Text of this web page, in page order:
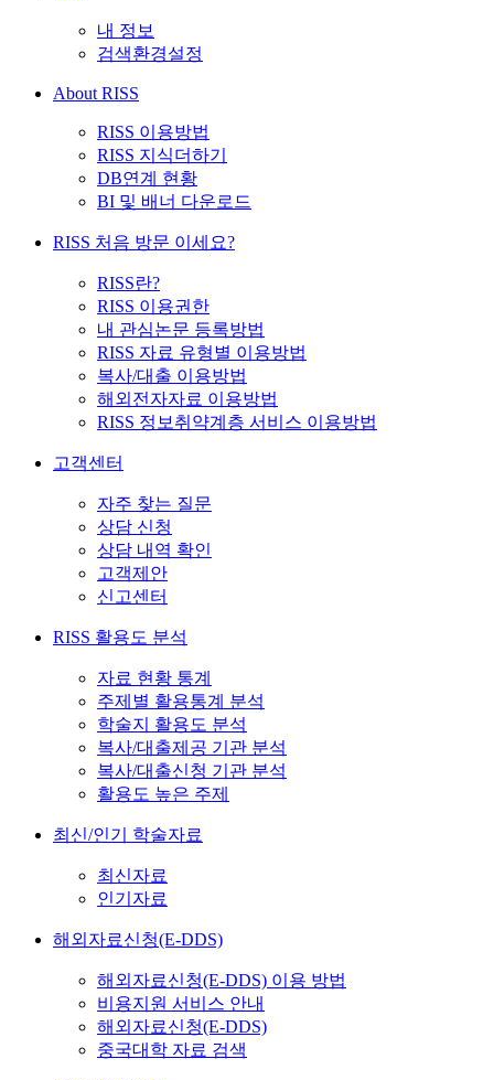
내 정보
검색환경설정
About RISS
RISS 이용방법
RISS 지식더하기
DB연계 현황
BI 및 배너 다운로드
RISS 처음 방문 이세요?
RISS란?
RISS 이용권한
내 관심논문 등록방법
RISS 자료 유형별 이용방법
복사/대출 이용방법
해외전자자료 이용방법
RISS 정보취약계층 서비스 이용방법
고객센터
자주 찾는 질문
상담 신청
상담 내역 확인
고객제안
신고센터
RISS 활용도 분석
자료 현황 통계
주제별 활용통계 분석
학술지 활용도 분석
복사/대출제공 기관 분석
복사/대출신청 기관 분석
활용도 높은 주제
최신/인기 학술자료
최신자료
인기자료
해외자료신청(E-DDS)
해외자료신청(E-DDS) 이용 방법
비용지원 서비스 안내
해외자료신청(E-DDS)
중국대학 자료 검색